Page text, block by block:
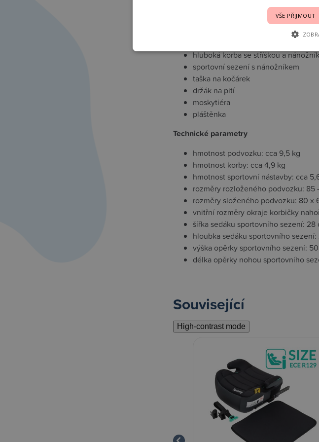
hluboká korba se stříškou a
sportovní sezení s nánožníkem
taška na kočárek
držák na pití
moskytiéra
pláštěnka
Technické parametry
hmotnost podvozku: cca 9,5 kg
hmotnost korby: cca 4,9 kg
hmotnost sportovní nástavby: cca
rozměry rozloženého podvozku: 85
rozměry složeného podvozku: 80 x
vnitřní rozměry okraje korbičky
šířka sedáku sportovního sezení: 28
hloubka sedáku sportovního sezení:
výška opěrky sportovního sezení:
délka opěrky nohou sportovního
Související
High-contrast mode
VŠE PŘIJMOUT